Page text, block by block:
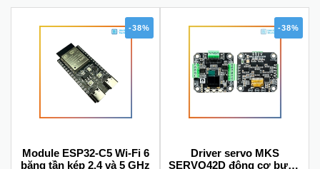
-38%
Module ESP32-C5 Wi-Fi 6
băng tần kép 2.4 và 5 GHz
-38%
Driver servo MKS
SERVO42D động cơ bước